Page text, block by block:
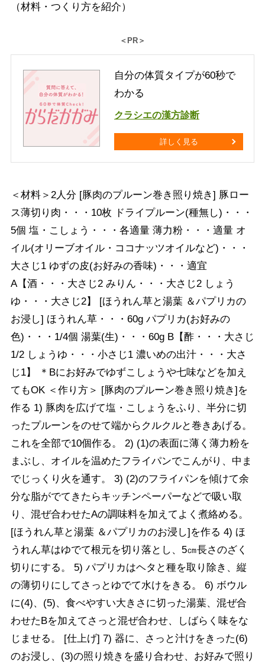
（材料・つくり方を紹介）
＜PR＞
自分の体質タイプが60秒で
わかる
クラシエの漢方診断
詳しく見る
＜材料＞2人分 [豚肉のプルーン巻き照り焼き] 豚ロー
ス薄切り肉・・・10枚 ドライプルーン(種無し)・・・
5個 塩・こしょう・・・各適量 薄力粉・・・適量 オ
イル(オリーブオイル・ココナッツオイルなど)・・・
大さじ1 ゆずの皮(お好みの香味)・・・適宜
A【酒・・・大さじ2 みりん・・・大さじ2 しょう
ゆ・・・大さじ2】 [ほうれん草と湯葉 ＆パプリカの
お浸し] ほうれん草・・・60g パプリカ(お好みの
色)・・・1/4個 湯葉(生)・・・60g B【酢・・・大さじ
1/2 しょうゆ・・・小さじ1 濃いめの出汁・・・大さ
じ1】 ＊Bにお好みでゆずこしょうや七味などを加え
てもOK ＜作り方＞ [豚肉のプルーン巻き照り焼き]を
作る 1) 豚肉を広げて塩・こしょうをふり、半分に切
ったプルーンをのせて端からクルクルと巻きあげる。
これを全部で10個作る。 2) (1)の表面に薄く薄力粉を
まぶし、オイルを温めたフライパンでこんがり、中ま
でじっくり火を通す。 3) (2)のフライパンを傾けて余
分な脂がでてきたらキッチンペーパーなどで吸い取
り、混ぜ合わせたAの調味料を加えてよく煮絡める。
[ほうれん草と湯葉 ＆パプリカのお浸し]を作る 4) ほ
うれん草はゆでて根元を切り落とし、5㎝長さのざく
切りにする。 5) パプリカはヘタと種を取り除き、縦
の薄切りにしてさっとゆでて水けをきる。 6) ボウル
に(4)、(5)、食べやすい大きさに切った湯葉、混ぜ合
わせたBを加えてさっと混ぜ合わせ、しばらく味をな
じませる。 [仕上げ] 7) 器に、さっと汁けをきった(6)
のお浸し、(3)の照り焼きを盛り合わせ、お好みで照り